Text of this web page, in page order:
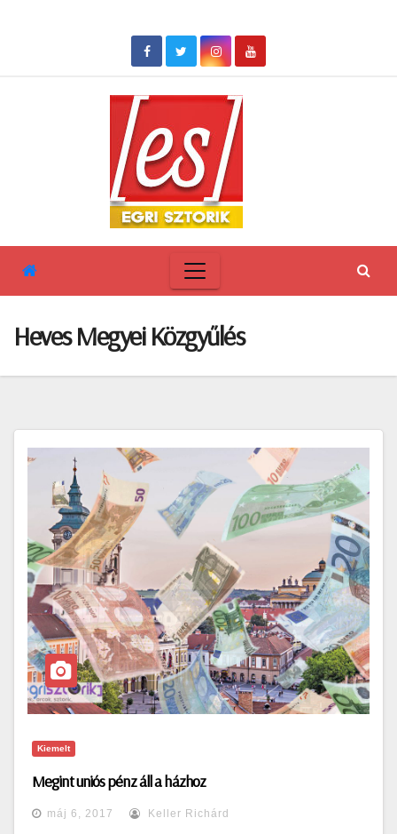
Heves Megyei Közgyűlés
Kiemelt
Megint uniós pénz áll a házhoz
máj 6, 2017 Keller Richárd